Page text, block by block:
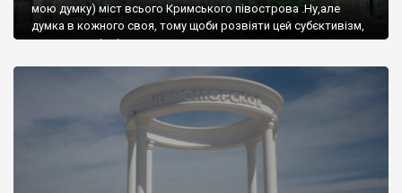
мою думку) міст всього Кримського півострова .Ну,але
думка в кожного своя, тому щоби розвіяти цей субєктивізм,
запрошую відвідати це